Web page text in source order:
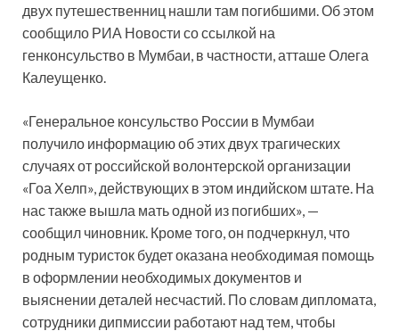
двух путешественниц нашли там погибшими. Об этом
сообщило РИА Новости со ссылкой на
генконсульство в Мумбаи, в частности, атташе Олега
Калеущенко.
«Генеральное консульство России в Мумбаи
получило информацию об этих двух трагических
случаях от российской волонтерской организации
«Гоа Хелп», действующих в этом индийском штате. На
нас также вышла мать одной из погибших», —
сообщил чиновник. Кроме того, он подчеркнул, что
родным туристок будет оказана необходимая помощь
в оформлении необходимых документов и
выяснении деталей несчастий. По словам дипломата,
сотрудники дипмиссии работают над тем, чтобы